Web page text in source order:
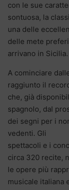
con le sue
sontuosa, la
una delle
delle mete
arrivano in Sicilia.
A cominciare
raggiunto il
che, già
spagnolo, dal
dei segni per i
vedenti. Gli
spettacoli e i
circa 320 recite,
le opere più
musicale italiana